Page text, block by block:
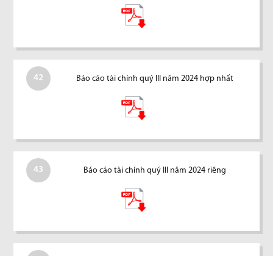
42 Báo cáo tài chính quý III năm 2024 hợp nhất
43 Báo cáo tài chính quý III năm 2024 riêng